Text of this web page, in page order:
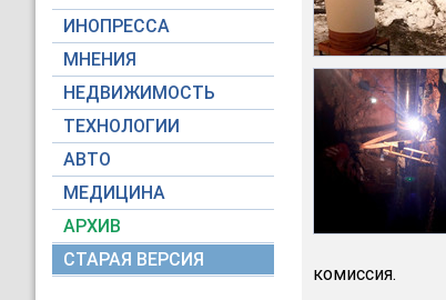
ИНОПРЕССА
МНЕНИЯ
НЕДВИЖИМОСТЬ
ТЕХНОЛОГИИ
АВТО
МЕДИЦИНА
АРХИВ
СТАРАЯ ВЕРСИЯ
комиссия.